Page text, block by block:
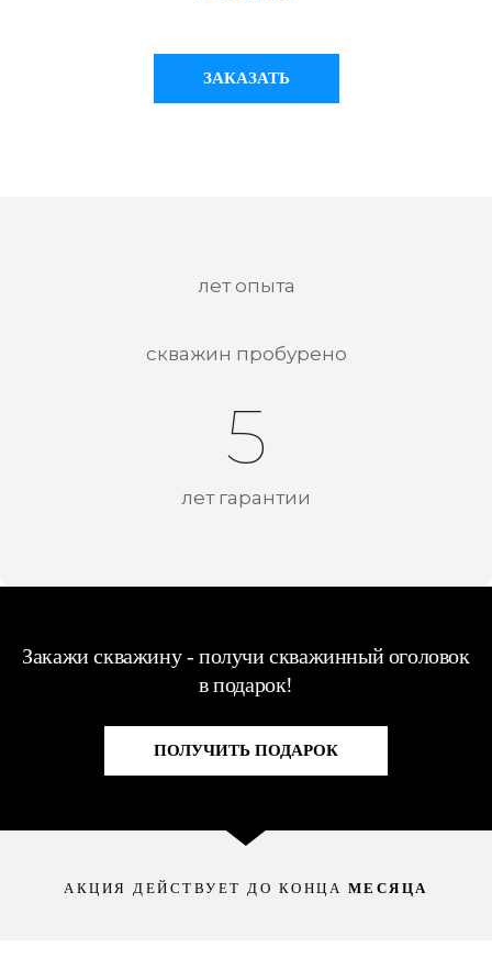
ЗАКАЗАТЬ
лет опыта
скважин пробурено
5
лет гарантии
Закажи скважину - получи скважинный оголовок
в подарок!
ПОЛУЧИТЬ ПОДАРОК
АКЦИЯ ДЕЙСТВУЕТ ДО КОНЦА МЕСЯЦА